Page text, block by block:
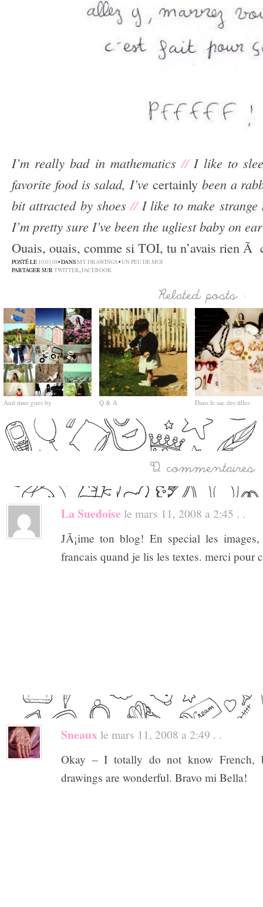
I’m really bad in mathematics//I like to
favorite food is salad, I’ve certainlybeen a
bit attracted by shoes//I like to make strange
I’m pretty sure I’ve been the ugliest baby on
Ouais, ouais, comme si TOI, tu n’avais rien Ã
POSTÉ LE 10.03.08• DANSMY DRAWINGS•UN PEU DE MOI
PARTAGER SURTWITTER,FACEBOOK
And time goes by Q & A Dans le sac des filles
La Suedoise le mars 11, 2008 a 2:45 . .
JÃ¡ime ton blog! En special les
francais quand je lis les textes. merci pour
Sneaux le mars 11, 2008 a 2:49 . .
Okay – I totally do not know French,
drawings are wonderful. Bravo mi Bella!